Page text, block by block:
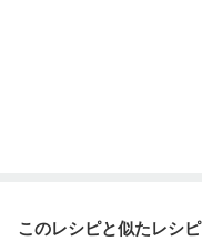
このレシピと似たレシピ